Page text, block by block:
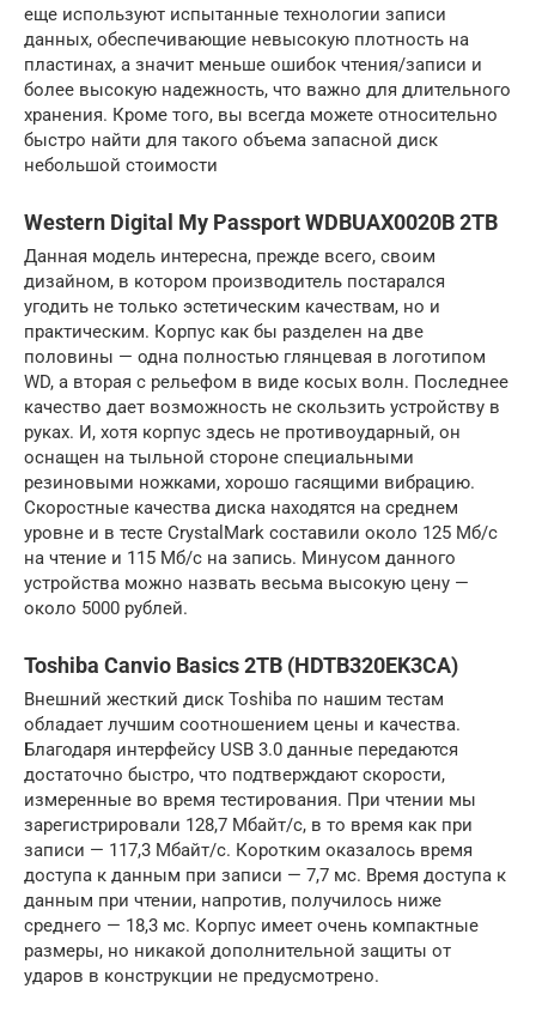
еще используют испытанные технологии записи
данных, обеспечивающие невысокую плотность на
пластинах, а значит меньше ошибок чтения/записи и
более высокую надежность, что важно для длительного
хранения. Кроме того, вы всегда можете относительно
быстро найти для такого объема запасной диск
небольшой стоимости
Western Digital My Passport WDBUAX0020B 2TB
Данная модель интересна, прежде всего, своим
дизайном, в котором производитель постарался
угодить не только эстетическим качествам, но и
практическим. Корпус как бы разделен на две
половины — одна полностью глянцевая в логотипом
WD, а вторая с рельефом в виде косых волн. Последнее
качество дает возможность не скользить устройству в
руках. И, хотя корпус здесь не противоударный, он
оснащен на тыльной стороне специальными
резиновыми ножками, хорошо гасящими вибрацию.
Скоростные качества диска находятся на среднем
уровне и в тесте CrystalMark составили около 125 Мб/с
на чтение и 115 Мб/с на запись. Минусом данного
устройства можно назвать весьма высокую цену —
около 5000 рублей.
Toshiba Canvio Basics 2TB (HDTB320EK3CA)
Внешний жесткий диск Toshiba по нашим тестам
обладает лучшим соотношением цены и качества.
Благодаря интерфейсу USB 3.0 данные передаются
достаточно быстро, что подтверждают скорости,
измеренные во время тестирования. При чтении мы
зарегистрировали 128,7 Мбайт/с, в то время как при
записи — 117,3 Мбайт/с. Коротким оказалось время
доступа к данным при записи — 7,7 мс. Время доступа к
данным при чтении, напротив, получилось ниже
среднего — 18,3 мс. Корпус имеет очень компактные
размеры, но никакой дополнительной защиты от
ударов в конструкции не предусмотрено.